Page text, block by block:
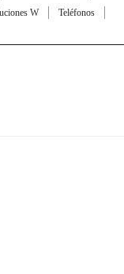
W
Teléfonos